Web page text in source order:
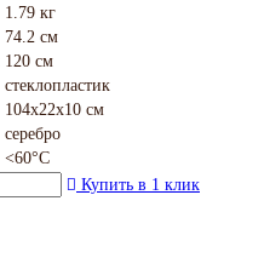
1.79 кг
74.2 см
120 см
стеклопластик
104x22x10 см
серебро
<60°C
Купить в 1 клик